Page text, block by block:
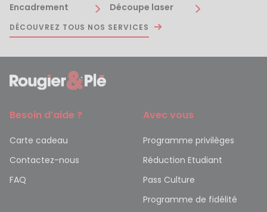
Encadrement Découpe laser
DÉCOUVREZ TOUS NOS SERVICES
Besoin d’aide ?
Carte cadeau
Contactez-nous
FAQ
Avec vous
Programme privilèges
Réduction Etudiant
Pass Culture
Programme de fidélité